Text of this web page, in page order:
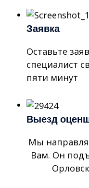
Заявка
Оставьте
специалист
пяти минут
Выезд
Мы
Вам. Он